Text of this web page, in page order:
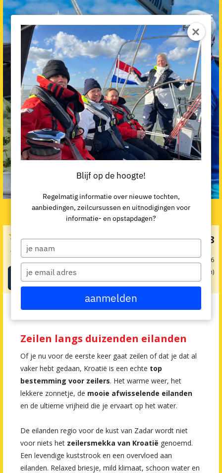
Actieve zeilvakantie Kroatië


4.4 / 5 (121 beoordelingen)
Boeken
€ 853v.a. € 598
obv 1 pers. op 22-08-2026
8 dag(en)
Alle vakanties en cursussen
Zeilen langs duizenden eilanden
Of je nu voor de eerste keer gaat zeilen of dat je dat al
vaker hebt gedaan, Kroatië is een echte top
bestemming voor zeilers. Het warme weer, het
lekkere zonnetje, de mooie afwisselende eilanden
en de ultieme vrijheid die je ervaart op het water.
De eilanden regio voor de kust van Zadar wordt niet
voor niets het zeilersmekka van Kroatië genoemd.
Een levendige kuststrook en een overvloed aan
eilanden. Relaxed briesje, mild klimaat, schoon water en
Blijf op de hoogte!
Regelmatig informatie over nieuwe tochten,
aanbiedingen, zeilcursussen en uitnodigingen voor
informatie- en opstapdagen?
Type
your
name
Type
your
email
aanmelden